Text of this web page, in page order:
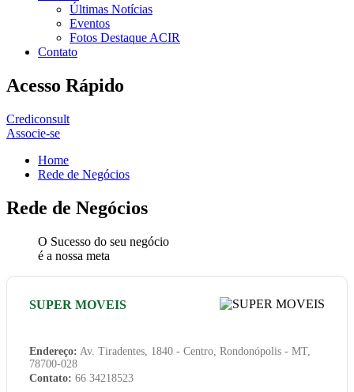
Últimas Notícias
Eventos
Fotos Destaque ACIR
Contato
Acesso Rápido
Crediconsult
Associe-se
Home
Rede de Negócios
Rede de Negócios
O Sucesso do seu negócio
é a nossa meta
SUPER MOVEIS
Endereço: Av. Tiradentes, 1840 - Centro, Rondonópolis - MT,
78700-028
Contato: 66 34218523